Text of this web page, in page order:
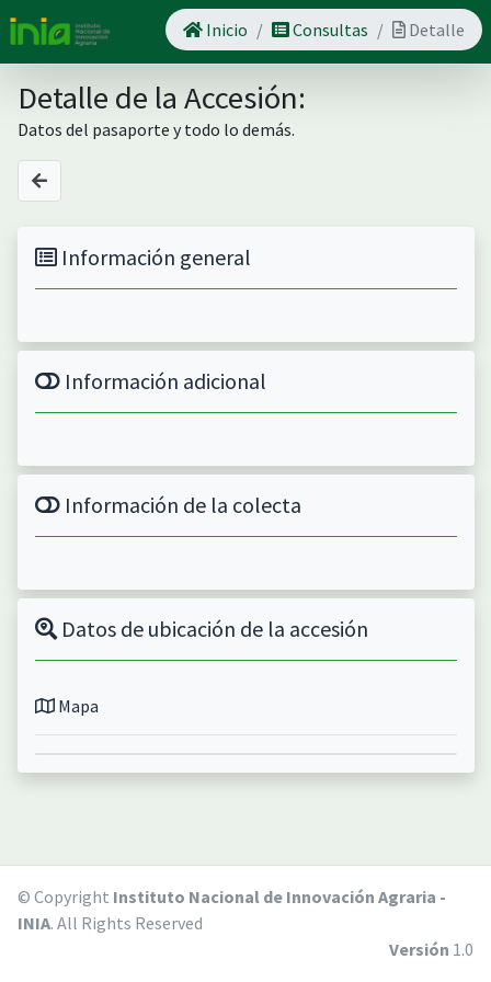
Inicio Consultas Detalle
Detalle de la Accesión:
Datos del pasaporte y todo lo demás.
Información general
Información adicional
Información de la colecta
Datos de ubicación de la accesión
Mapa
© Copyright Instituto Nacional de Innovación Agraria -
INIA. All Rights Reserved
Versión 1.0